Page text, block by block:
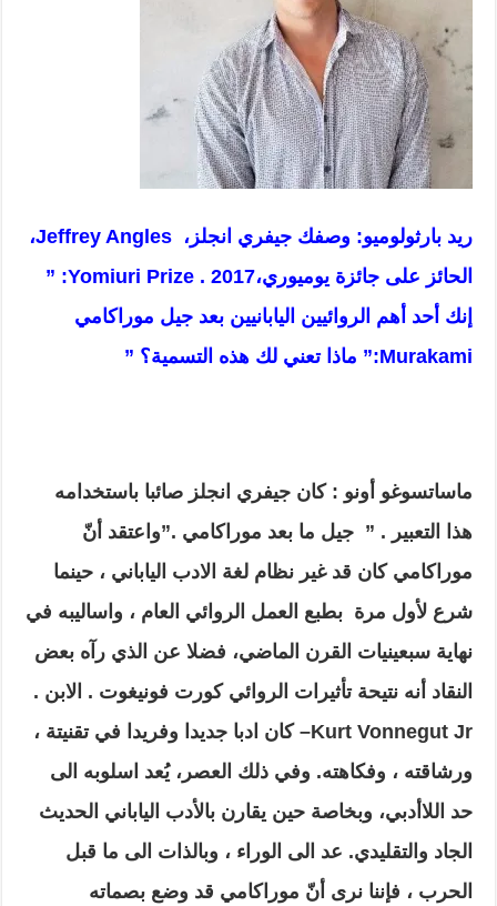
ريد بارثولوميو: وصفك جيفري انجلز، Jeffrey Angles
،
الحائز على جائزة يوميوري،2017
.
Yomiuri Prize:
”
إنك أحد أهم الروائيين اليابانيين بعد جيل موراكامي
Murakami:” ماذا تعني لك هذه التسمية؟ ”
ماساتسوغو أونو : كان جيفري انجلز صائبا باستخدامه
هذا التعبير . ” جيل ما بعد موراكامي .”واعتقد أنّ
موراكامي كان قد غير نظام لغة الادب الياباني ، حينما
شرع لأول مرة بطبع العمل الروائي العام ، واساليبه في
نهاية سبعينيات القرن الماضي، فضلا عن الذي رآه بعض
النقاد أنه نتيحة تأثيرات الروائي كورت فونيغوت . الابن .
Kurt Vonnegut Jr– كان ادبا جديدا وفريدا في تقنيتة ،
ورشاقته ، وفكاهته. وفي ذلك العصر، يُعد اسلوبه الى
حد اللاأدبي، وبخاصة حين يقارن بالأدب الياباني الحديث
الجاد والتقليدي. عد الى الوراء ، وبالذات الى ما قبل
الحرب ، فإننا نرى أنّ موراكامي قد وضع بصماته